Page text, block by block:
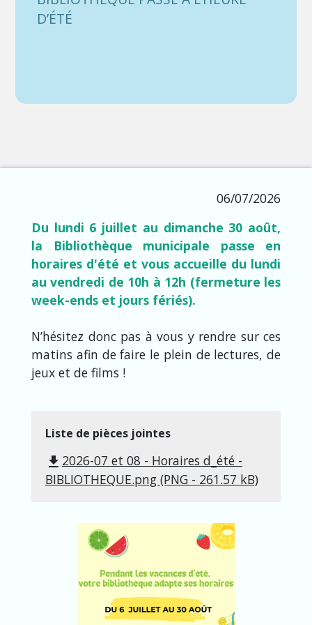
D’ÉTÉ
06/07/2026
Du lundi 6 juillet au dimanche 30 août,
la Bibliothèque municipale passe en
horaires d'été et vous accueille du lundi
au vendredi de 10h à 12h (fermeture les
week-ends et jours fériés).
N’hésitez donc pas à vous y rendre sur ces
matins afin de faire le plein de lectures, de
jeux et de films !
Liste de pièces jointes
file_download 2026-07 et 08 - Horaires d_été -
BIBLIOTHEQUE.png (PNG - 261.57 kB)